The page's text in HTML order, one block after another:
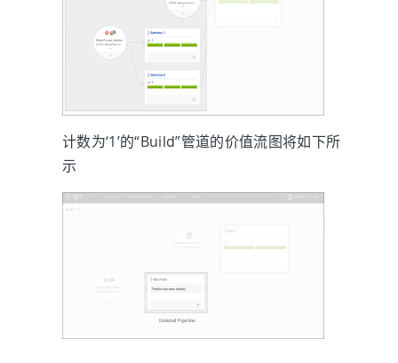
计数为‘1’的“Build”管道的价值流图将如下所
示